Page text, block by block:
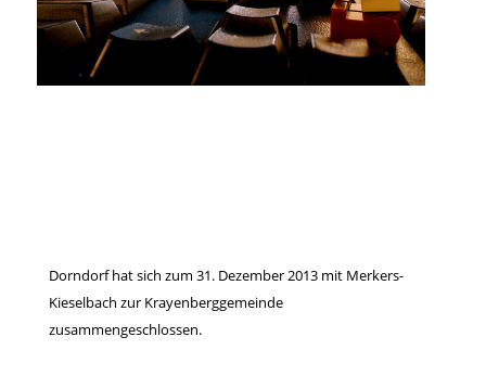
Dorndorf hat sich zum 31. Dezember 2013 mit Merkers-
Kieselbach zur Krayenberggemeinde
zusammengeschlossen.